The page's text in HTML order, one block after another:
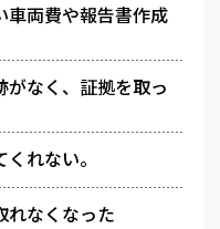
車両費や報告書作成
なく、証拠を取っ
れない。
れなくなった